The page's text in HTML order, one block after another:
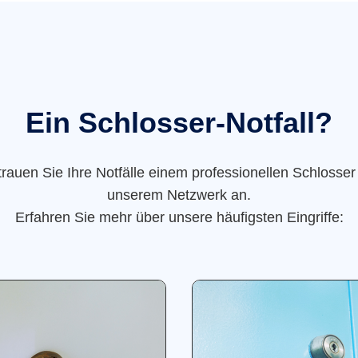
Ein Schlosser-Notfall?
Sie Ihre Notfälle einem professionellen
unserem Netzwerk an.
Erfahren Sie mehr über unsere häufigsten Eingriffe: